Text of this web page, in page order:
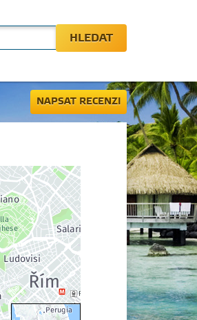
HLEDAT
NAPSAT RECENZI